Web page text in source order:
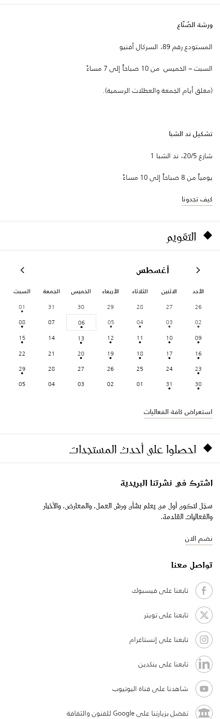
ورشة الصُنّاع
المستودع رقم 89، السركال أفنيو
السبت – الخميس من 10 صباحاً إلى 7 مساءً
(مغلق أيام الجمعة والعطلات الرسمية).
تشكيل ند الشبا
شارع 20/5، ند الشبا 1
يومياً من 8 صباحاً إلى 10 مساءً
كيف تجدونا
التقويم
أغسطس
الأحد الاثنين الثلاثاء الأربعاء الخميس الجمعة السبت
26
27
28
29
30
31
01
02
03
04
05
06
07
08
09
10
11
12
13
14
15
16
17
18
19
20
21
22
23
24
25
26
27
28
29
30
31
01
02
03
04
05
استعراض كافة الفعاليات
احصلوا على أحدث المستجدات
اشترك في نشرتنا البريدية
سجّل لتكون أول من يعلم بشأن ورش العمل، والمعارض، والأخبار
والفعاليات القادمة.
نضم الان
تواصل معنا
تابعنا على فيسبوك
تابعنا على تويتر
تابعنا على إنستاغرام
تابعنا على ينكدين
شاهدنا على قناة اليوتيوب
تفضل بزيارتنا على Google للفنون والثقافة